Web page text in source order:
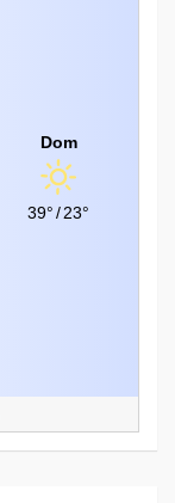
Dom
39°/23°